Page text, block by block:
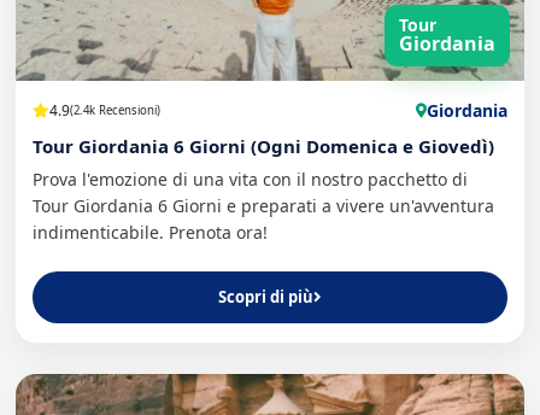
Tour
Giordania
4.9(2.4k Recensioni) Giordania
Tour Giordania 6 Giorni (Ogni Domenica e Giovedì)
Prova l'emozione di una vita con il nostro pacchetto di
Tour Giordania 6 Giorni e preparati a vivere un'avventura
indimenticabile. Prenota ora!
Scopri di più